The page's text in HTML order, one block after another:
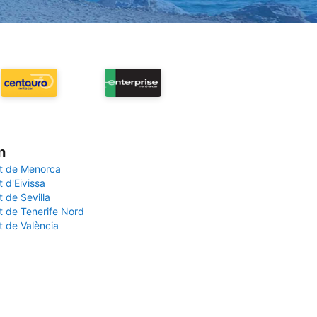
de Menorca
d'Eivissa
de Sevilla
de Tenerife Nord
de València